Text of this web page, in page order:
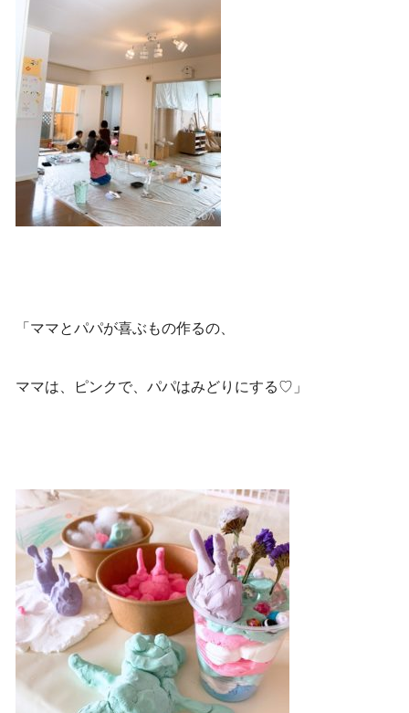
「ママとパパが喜ぶもの作るの、
ママは、ピンクで、パパはみどりにする♡」